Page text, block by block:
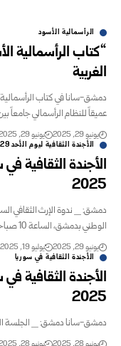
الرأسمالية الأسود
“كتاب الرأسمالية
الغربية
دمشق-سانا في كتاب الرأسمالية
عميقاً للنظام الرأسمالي جامعاً
يونيو 29, 2025 يونيو 29, 2025
الأجندة الثقافية ليوم الأحد 29 حزيران
2025
دمشق: _ ندوة الإرث الثقافي
الوطني بدمشق، الساعة 10 صباحاً.
يونيو 29, 2025 يوليو 19, 2025
الأجندة الثقافية في سوريا
2025
دمشق-سانا دمشق: _ الجلسة